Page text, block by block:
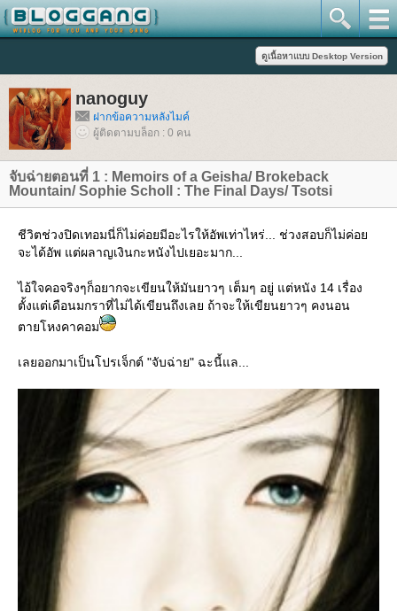
nanoguy
ฝากข้อความหลังไมค์
ผู้ติดตามบล็อก : 0 คน
จับฉ่ายตอนที่ 1 : Memoirs of a Geisha/ Brokeback
Mountain/ Sophie Scholl : The Final Days/ Tsotsi
ชีวิตช่วงปิดเทอมนี่ก็ไม่ค่อยมีอะไรให้อัพเท่าไหร่... ช่วงสอบก็ไม่ค่อ
จะได้อัพ แต่ผลาญเงินกะหนังไปเยอะมาก...
ไอ้ใจคอจริงๆก็อยากจะเขียนให้มันยาวๆ เต็มๆ อยู่ แต่หนัง 14 เรื่อง
ตั้งแต่เดือนมกราที่ไม่ได้เขียนถึงเลย ถ้าจะให้เขียนยาวๆ คงนอน
ตายโหงคาคอม
เลยออกมาเป็นโปรเจ็กต์ "จับฉ่าย" ฉะนี้แล...